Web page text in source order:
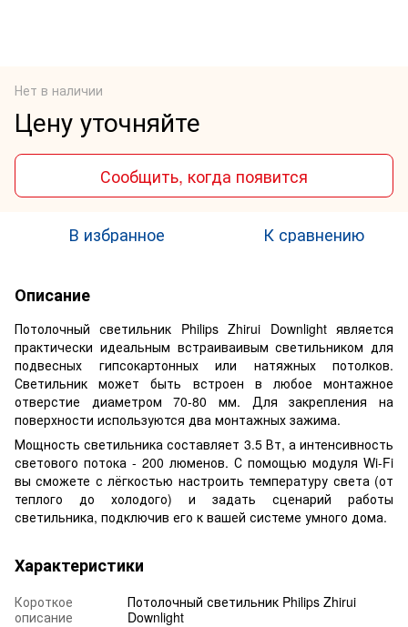
Нет в наличии
Цену уточняйте
Сообщить, когда появится
В избранное К сравнению
Описание
Потолочный светильник Philips Zhirui Downlight является
практически идеальным встраиваивым светильником для
подвесных гипсокартонных или натяжных потолков.
Светильник может быть встроен в любое монтажное
отверстие диаметром 70-80 мм. Для закрепления на
поверхности используются два монтажных зажима.
Мощность светильника составляет 3.5 Вт, а интенсивность
светового потока - 200 люменов. С помощью модуля Wi-Fi
вы сможете с лёгкостью настроить температуру света (от
теплого до холодого) и задать сценарий работы
светильника, подключив его к вашей системе умного дома.
Характеристики
Короткое
описание
Потолочный светильник Philips Zhirui
Downlight